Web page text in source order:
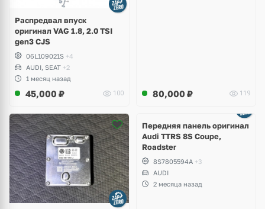
Распредвал впуск
оригинал VAG 1.8, 2.0 TSI
gen3 CJS
06L109021S +4
AUDI, SEAT +2
1 месяц назад
45,000 ₽ 100 80,000 ₽ 119
2 фото
Передняя панель оригинал
Audi TTRS 8S Coupe,
Roadster
8S7805594A +3
AUDI
2 месяца назад